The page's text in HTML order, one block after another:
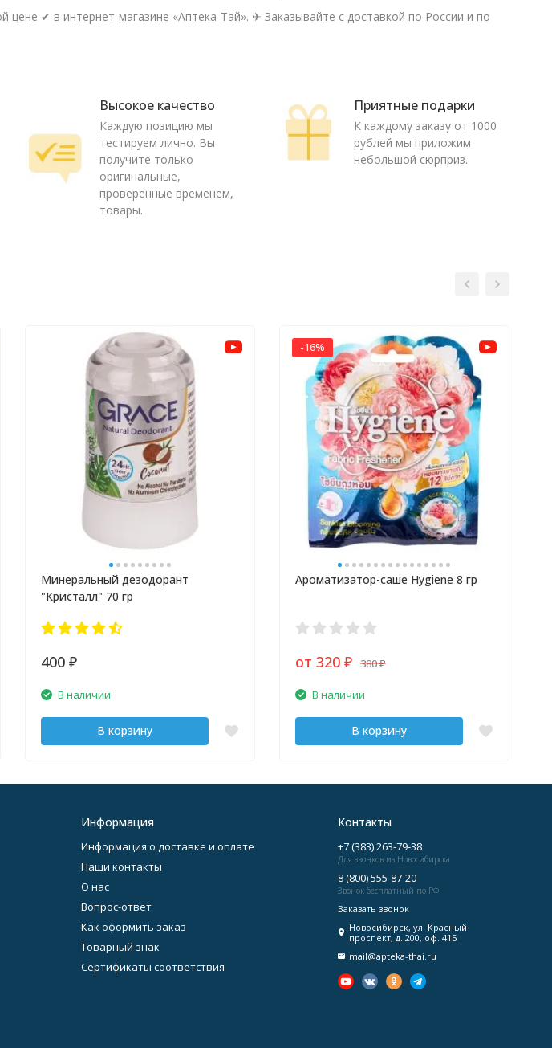
✔ в интернет-магазине «Аптека-Тай». ✈ Заказывайте с доставкой по России и по
Высокое качество
Каждую позицию мы
тестируем лично. Вы
получите только
оригинальные,
проверенные временем,
товары.
Приятные подарки
К каждому заказу от 1000
рублей мы приложим
небольшой сюрприз.
Минеральный дезодорант
"Кристалл" 70 гр
400 ₽
В наличии
В корзину
-16%
Ароматизатор-саше Hygiene 8 гр
от 320 ₽ 380₽
В наличии
В корзину
Информация
Информация о доставке и оплате
Наши контакты
О нас
Вопрос-ответ
Как оформить заказ
Товарный знак
Сертификаты соответствия
Контакты
+7 (383) 263-79-38
Для звонков из Новосибирска
8 (800) 555-87-20
Звонок бесплатный по РФ
Заказать звонок
Новосибирск, ул. Красный
проспект, д. 200, оф. 415
mail@apteka-thai.ru